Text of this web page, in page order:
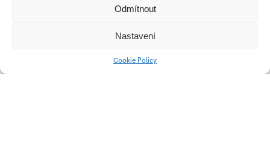
Odmítnout
Nastavení
Cookie Policy